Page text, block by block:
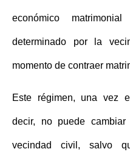
económico
determinado por la
momento de contraer
Este régimen, una vez
decir, no puede
vecindad civil, salvo